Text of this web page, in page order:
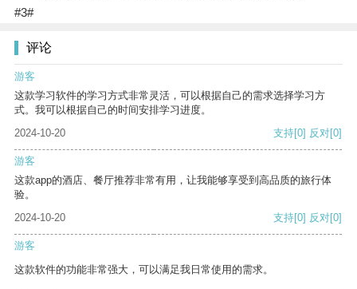
#3#
评论
游客
这款学习软件的学习方式非常灵活，可以根据自己的需求选择学习方
式。我可以根据自己的时间安排学习进度。
2024-10-20
支持[0] 反对[0]
游客
这款app的酒店、餐厅推荐非常有用，让我能够享受到高品质的旅行体
验。
2024-10-20
支持[0] 反对[0]
游客
这款软件的功能非常强大，可以满足我日常使用的需求。